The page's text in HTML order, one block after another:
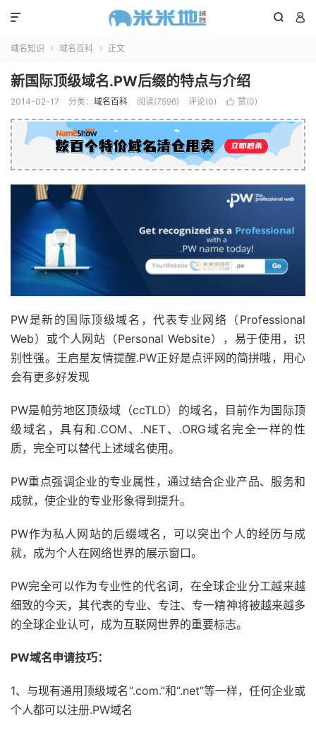
 

域名知识  域名百科  正文
新国际顶级域名.PW后缀的特点与介绍
2014-02-17 分类： 域名百科 阅读(7596) 评论(0)  赞(0)
PW是新的国际顶级域名，代表专业网络（Professional
Web）或个人网站（Personal Website），易于使用，识
别性强。王启星友情提醒.PW正好是点评网的简拼哦，用心
会有更多好发现
PW是帕劳地区顶级域（ccTLD）的域名，目前作为国际顶
级域名，具有和.COM、.NET、.ORG域名完全一样的性
质，完全可以替代上述域名使用。
PW重点强调企业的专业属性，通过结合企业产品、服务和
成就，使企业的专业形象得到提升。
PW作为私人网站的后缀域名，可以突出个人的经历与成
就，成为个人在网络世界的展示窗口。
PW完全可以作为专业性的代名词，在全球企业分工越来越
细致的今天，其代表的专业、专注、专一精神将被越来越多
的全球企业认可，成为互联网世界的重要标志。
PW域名申请技巧：
1、与现有通用顶级域名“.com.”和“.net”等一样，任何企业或
个人都可以注册.PW域名